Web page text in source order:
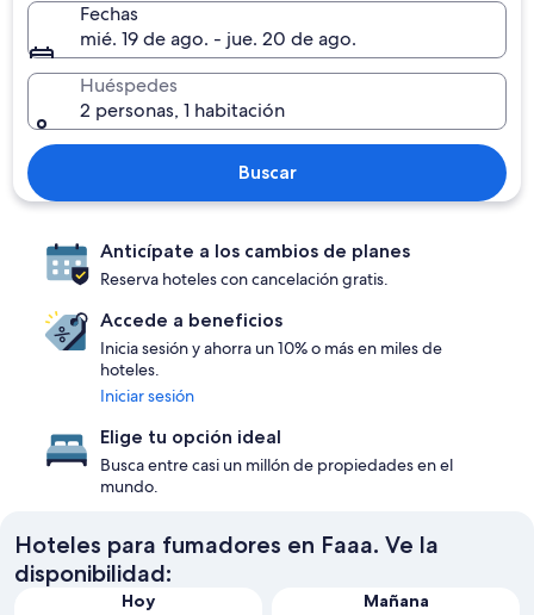
Fechas
mié. 19 de ago. - jue. 20 de ago.
Huéspedes
2 personas, 1 habitación
Buscar
Anticípate a los cambios de planes
Reserva hoteles con cancelación gratis.
Accede a beneficios
Inicia sesión y ahorra un 10% o más en miles de
hoteles.
Iniciar sesión
Elige tu opción ideal
Busca entre casi un millón de propiedades en el
mundo.
Hoteles para fumadores en Faaa. Ve la
disponibilidad:
Hoy
Mañana